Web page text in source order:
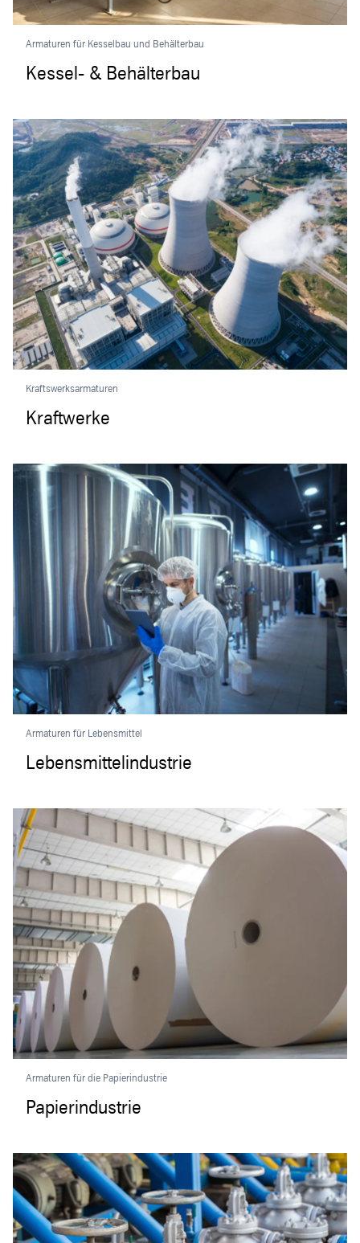
Armaturen für Kesselbau und Behälterbau
Kessel- & Behälterbau
Kraftswerksarmaturen
Kraftwerke
Armaturen für Lebensmittel
Lebensmittelindustrie
Armaturen für die Papierindustrie
Papierindustrie